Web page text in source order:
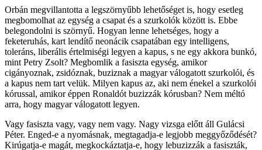
Orbán megvillantotta a legszörnyűbb lehetőséget is, hogy esetleg
megbomolhat az egység a csapat és a szurkolók között is. Ebbe
belegondolni is szörnyű. Hogyan lenne lehetséges, hogy a
feketeruhás, kart lendítő neonácik csapatában egy intelligens,
toleráns, liberális értelmiségi legyen a kapus, s ne egy akkora bunkó,
mint Petry Zsolt? Megbomlik a fasiszta egység, amikor
cigányoznak, zsidóznak, buziznak a magyar válogatott szurkolói, és
a kapus nem tart velük. Milyen kapus az, aki nem énekel a szurkolói
kórussal, amikor éppen Ronaldót buzizzák kórusban? Nem méltó
arra, hogy magyar válogatott legyen.
Vagy fasiszta vagy, vagy nem vagy. Nagy vizsga előtt áll Gulácsi
Péter. Enged-e a nyomásnak, megtagadja-e legjobb meggyőződését?
Kirúgatja-e magát, megkockáztatja-e, hogy lebuzizzák a fasiszták,